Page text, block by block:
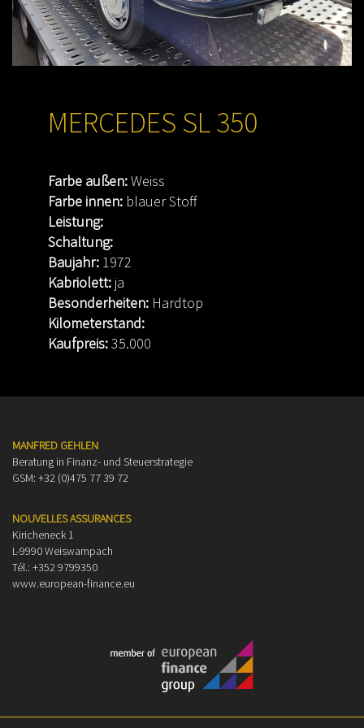
MERCEDES SL 350
Farbe außen:Weiss
Farbe innen: blauer Stoff
Leistung:
Schaltung:
Baujahr: 1972
Kabriolett: ja
Besonderheiten: Hardtop
Kilometerstand:
Kaufpreis:35.000
MANFRED GEHLEN
Beratung in Finanz- und Steuerstrategie
GSM: +32 (0)475 77 39 72
NOUVELLES ASSURANCES
Kiricheneck 1
L-9990 Weiswampach
Tél.: +352 9799350
www.european-finance.eu